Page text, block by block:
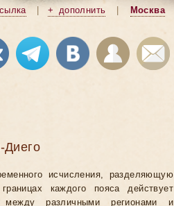
+ дополнить Москва
исчисления, разделяющую
каждого пояса действует
различными регионами и